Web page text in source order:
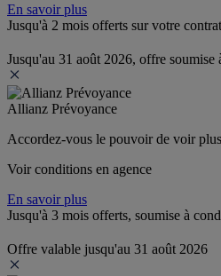
En savoir plus
Jusqu'à 2 mois offerts sur votre
Jusqu'au 31 août 2026, offre soumise
Allianz Prévoyance
Accordez-vous le pouvoir de voir
Voir conditions en agence
En savoir plus
Jusqu'à 3 mois offerts, soumise à
Offre valable jusqu'au 31 août 2026